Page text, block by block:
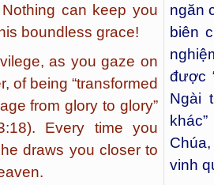
can keep you
boundless grace!
as you gaze on
of being “transformed
from glory to glory”
Every time you
draws you closer to
ngăn
biên
được
Ngài
vinh